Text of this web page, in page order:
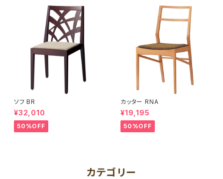
ソフ BR
¥32,010
50%OFF
カッター RNA
¥19,195
50%OFF
カテゴリー